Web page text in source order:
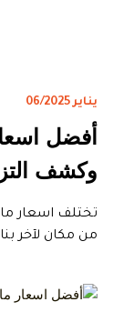
يناير 06/2025
أفضل
وكشف
تختلف اسعار
من مكان لآخر